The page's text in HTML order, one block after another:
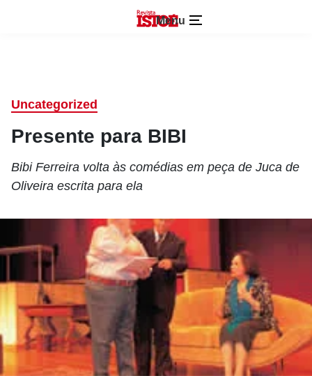
Menu
Uncategorized
Presente para BIBI
Bibi Ferreira volta às comédias em peça de Juca de
Oliveira escrita para ela